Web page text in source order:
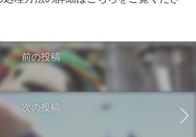
前の投稿
次の投稿